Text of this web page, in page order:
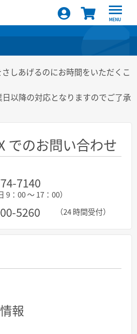
MENU
しあげるのにお時間をいただくこ
以降の対応となりますのでご了承
でのお問い合わせ
7140
9：00 ～ 17：00）
5260 （24 時間受付）
報